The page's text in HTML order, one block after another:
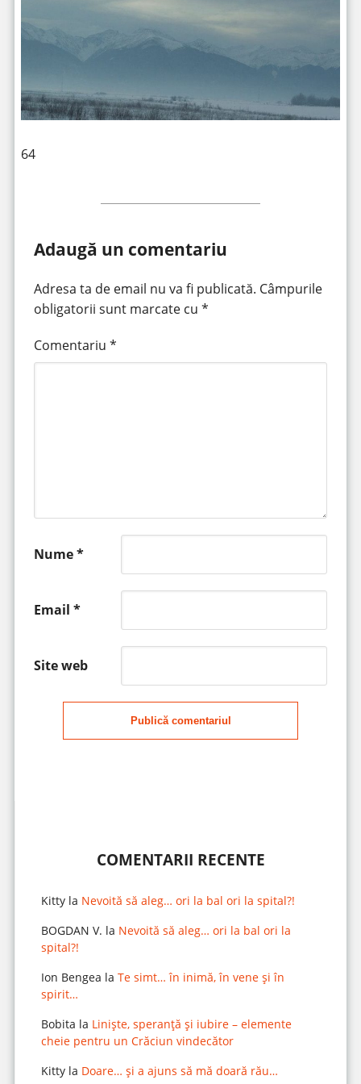
64
Adaugă un comentariu
Adresa ta de email nu va fi publicată. Câmpurile
obligatorii sunt marcate cu *
Comentariu *
Nume*
Email *
Site web
Publică comentariul
COMENTARII RECENTE
Kittyla Nevoită să aleg… ori la bal ori la spital?!
BOGDAN V. la Nevoită să aleg… ori la bal ori la
spital?!
Ion Bengea la Te simt… în inimă, în vene și în
spirit…
Bobita la Liniște, speranță și iubire – elemente
cheie pentru un Crăciun vindecător
Kittyla Doare… și a ajuns să mă doară rău…